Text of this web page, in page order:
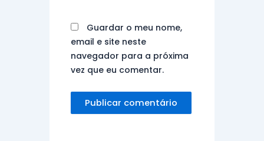
Guardar o meu nome,
email e site neste
navegador para a próxima
vez que eu comentar.